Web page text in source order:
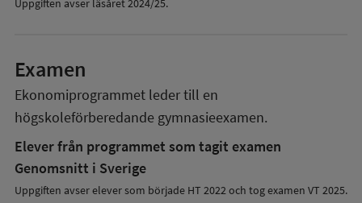
Uppgiften avser läsåret2024/25.
Examen
Ekonomiprogrammet leder till en
högskoleförberedande gymnasieexamen.
Elever från programmet som tagit examen
Genomsnitt i Sverige
Uppgiften avser elever som började HT 2022 och tog examen VT 2025.